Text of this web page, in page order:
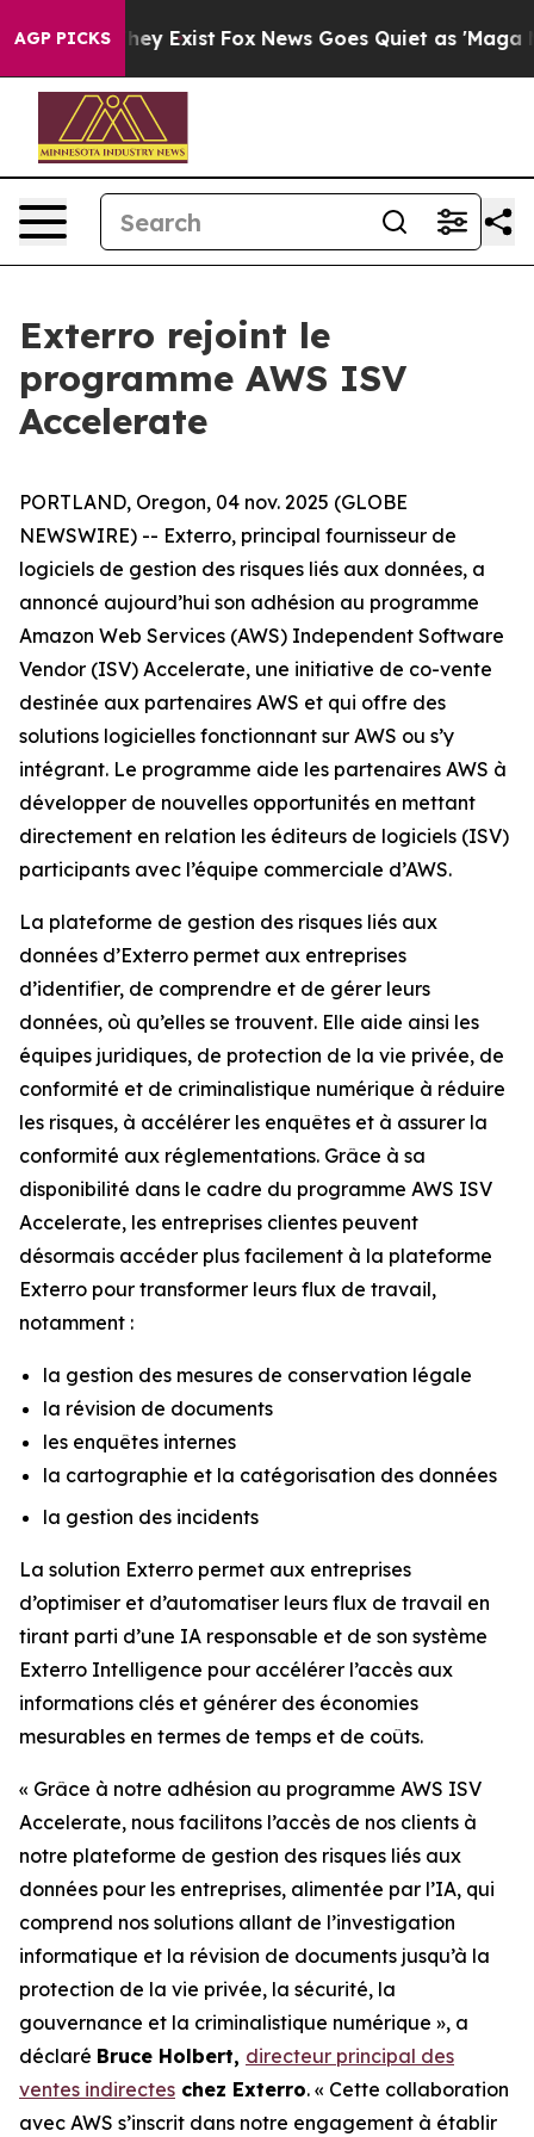
AGP PICKS
Proof They Exist Fox News Goes Quiet as 'Maga
Exterro rejoint le
programme AWS ISV
Accelerate
PORTLAND, Oregon, 04 nov. 2025 (GLOBE
NEWSWIRE) -- Exterro, principal fournisseur de
logiciels de gestion des risques liés aux données, a
annoncé aujourd’hui son adhésion au programme
Amazon Web Services (AWS) Independent Software
Vendor (ISV) Accelerate, une initiative de co-vente
destinée aux partenaires AWS et qui offre des
solutions logicielles fonctionnant sur AWS ou s’y
intégrant. Le programme aide les partenaires AWS à
développer de nouvelles opportunités en mettant
directement en relation les éditeurs de logiciels (ISV)
participants avec l’équipe commerciale d’AWS.
La plateforme de gestion des risques liés aux
données d’Exterro permet aux entreprises
d’identifier, de comprendre et de gérer leurs
données, où qu’elles se trouvent. Elle aide ainsi les
équipes juridiques, de protection de la vie privée, de
conformité et de criminalistique numérique à réduire
les risques, à accélérer les enquêtes et à assurer la
conformité aux réglementations. Grâce à sa
disponibilité dans le cadre du programme AWS ISV
Accelerate, les entreprises clientes peuvent
désormais accéder plus facilement à la plateforme
Exterro pour transformer leurs flux de travail,
notamment :
la gestion des mesures de conservation légale
la révision de documents
les enquêtes internes
la cartographie et la catégorisation des données
la gestion des incidents
La solution Exterro permet aux entreprises
d’optimiser et d’automatiser leurs flux de travail en
tirant parti d’une IA responsable et de son système
Exterro Intelligence pour accélérer l’accès aux
informations clés et générer des économies
mesurables en termes de temps et de coûts.
« Grâce à notre adhésion au programme AWS ISV
Accelerate, nous facilitons l’accès de nos clients à
notre plateforme de gestion des risques liés aux
données pour les entreprises, alimentée par l’IA, qui
comprend nos solutions allant de l’investigation
informatique et la révision de documents jusqu’à la
protection de la vie privée, la sécurité, la
gouvernance et la criminalistique numérique », a
déclaré Bruce Holbert, directeur principal des
ventes indirectes chez Exterro. « Cette collaboration
avec AWS s’inscrit dans notre engagement à établir